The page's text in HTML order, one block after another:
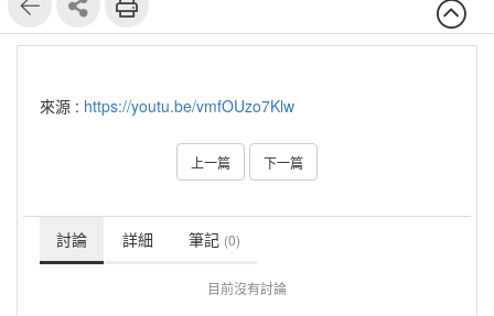
來源 : https://youtu.be/vmfOUzo7Klw
上一篇 下一篇
討論 詳細 筆記 (0)
目前沒有討論